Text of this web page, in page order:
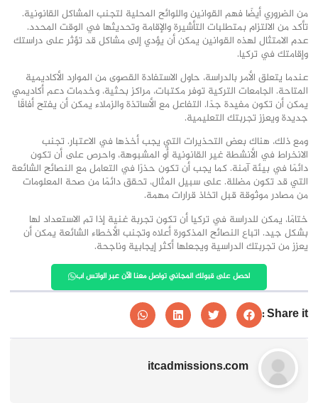
من الضروري أيضًا فهم القوانين واللوائح المحلية لتجنب المشاكل القانونية.
تأكد من الالتزام بمتطلبات التأشيرة والإقامة وتحديثها في الوقت المحدد.
عدم الامتثال لهذه القوانين يمكن أن يؤدي إلى مشاكل قد تؤثر على دراستك
وإقامتك في تركيا.
عندما يتعلق الأمر بالدراسة، حاول الاستفادة القصوى من الموارد الأكاديمية
المتاحة. الجامعات التركية توفر مكتبات، مراكز بحثية، وخدمات دعم أكاديمي
يمكن أن تكون مفيدة جدًا. التفاعل مع الأساتذة والزملاء يمكن أن يفتح أفاقًا
جديدة ويعزز تجربتك التعليمية.
ومع ذلك، هناك بعض التحذيرات التي يجب أخذها في الاعتبار. تجنب
الانخراط في الأنشطة غير القانونية أو المشبوهة، واحرص على أن تكون
دائمًا في بيئة آمنة. كما يجب أن تكون حذرًا في التعامل مع النصائح الشائعة
التي قد تكون مضللة. على سبيل المثال، تحقق دائمًا من صحة المعلومات
من مصادر موثوقة قبل اتخاذ قرارات مهمة.
ختامًا، يمكن للدراسة في تركيا أن تكون تجربة غنية إذا تم الاستعداد لها
بشكل جيد. اتباع النصائح المذكورة أعلاه وتجنب الأخطاء الشائعة يمكن أن
يعزز من تجربتك الدراسية ويجعلها أكثر إيجابية وناجحة.
احصل على قبولك المجاني تواصل معنا الآن عبر الواتس اب
Share it :
itcadmissions.com